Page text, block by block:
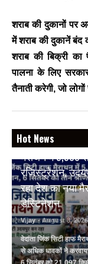
शराब की दुकानों पर
में शराब की दुकानें बंद
शराब की बिक्री
पालना के लिए
तैनाती करेगी, जो
Hot News
वेदांता जिंक सिटी
मैराथन में 5,500
रजिस्ट्रेशन,
रहा देश का नया
डेस्टिनेशन
Vijay - August 8, 2026
वेदांता जिंक सिटी हाफ
से अधिक धावकों ने